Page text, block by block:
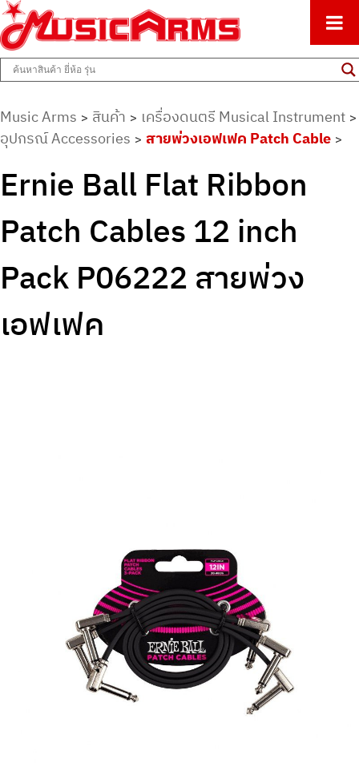
Music Arms
ศูนย์รวมครื่องดนตรีทุกชนิด ตั้งแต่เริ่มต้นถึงมืออาชีพ
Music Arms > สินค้า > เครื่องดนตรี Musical Instrument >
อุปกรณ์ Accessories > สายพ่วงเอฟเฟค Patch Cable >
Ernie Ball Flat Ribbon
Patch Cables 12 inch
Pack P06222 สายพ่วง
เอฟเฟค